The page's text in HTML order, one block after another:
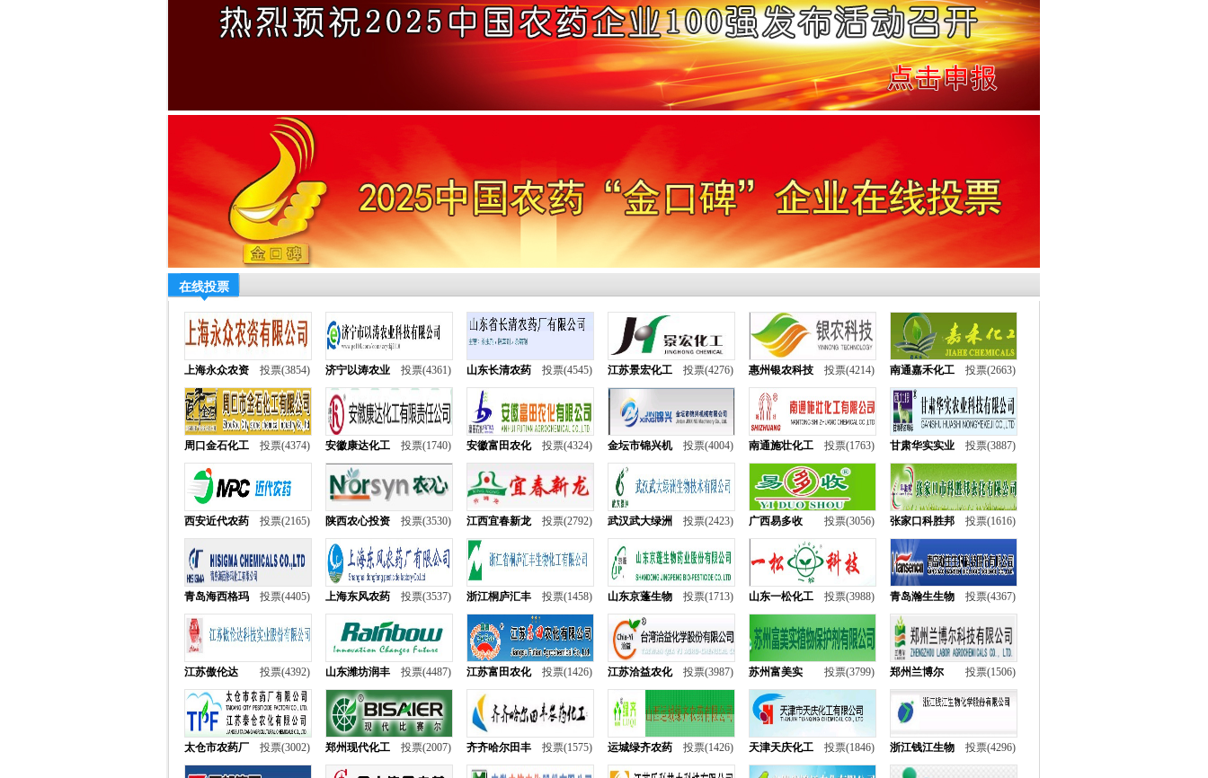
在线投票
上海永众农资 投票(3854) 济宁以涛农业 投票(4361) 山东长清农药 投票(4545) 江苏景宏化工 投票(4276) 惠州银农科技 投票(4214) 南通嘉禾化工 投票(2663)
周口金石化工 投票(4374) 安徽康达化工 投票(1740) 安徽富田农化 投票(4324) 金坛市锦兴机 投票(4004) 南通施壮化工 投票(1763) 甘肃华实实业 投票(3887)
西安近代农药 投票(2165) 陕西农心投资 投票(3530) 江西宜春新龙 投票(2792) 武汉武大绿洲 投票(2423) 广西易多收 投票(3056) 张家口科胜邦 投票(1616)
青岛海西格玛 投票(4405) 上海东风农药 投票(3537) 浙江桐庐汇丰 投票(1458) 山东京蓬生物 投票(1713) 山东一松化工 投票(3988) 青岛瀚生生物 投票(4367)
江苏傲伦达 投票(4392) 山东潍坊润丰 投票(4487) 江苏富田农化 投票(1426) 江苏洽益农化 投票(3987) 苏州富美实 投票(3799) 郑州兰博尔 投票(1506)
太仓市农药厂 投票(3002) 郑州现代化工 投票(2007) 齐齐哈尔田丰 投票(1575) 运城绿齐农药 投票(1426) 天津天庆化工 投票(1846) 浙江钱江生物 投票(4296)